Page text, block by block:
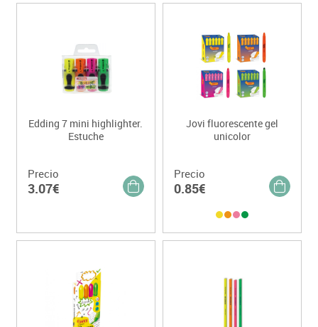
Edding 7 mini highlighter.
Estuche
Precio
3.07€
Jovi fluorescente gel
unicolor
Precio
0.85€